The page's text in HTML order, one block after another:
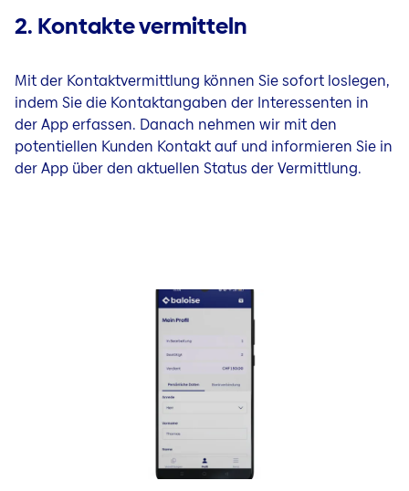
2. Kontakte vermitteln
Mit der Kontaktvermittlung können Sie sofort loslegen,
indem Sie die Kontaktangaben der Interessenten in
der App erfassen. Danach nehmen wir mit den
potentiellen Kunden Kontakt auf und informieren Sie in
der App über den aktuellen Status der Vermittlung.